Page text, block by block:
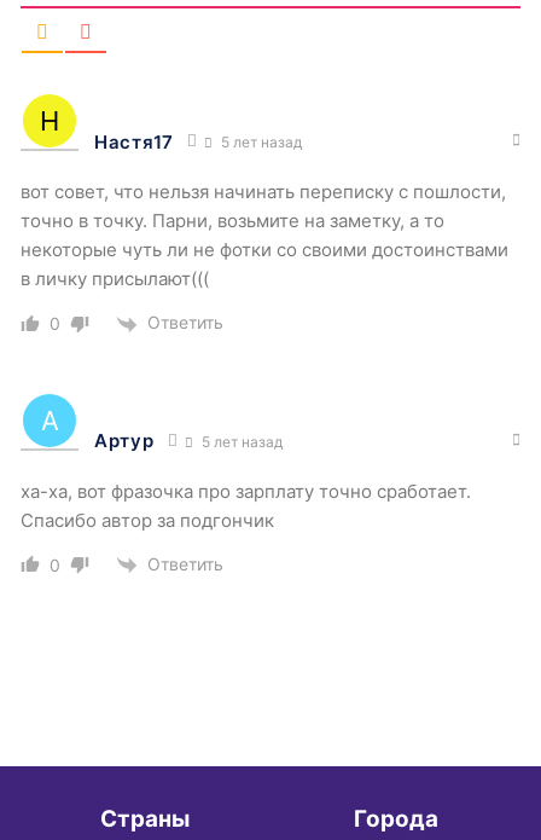
Настя17 5 лет назад
вот совет, что нельзя начинать переписку с пошлости,
точно в точку. Парни, возьмите на заметку, а то
некоторые чуть ли не фотки со своими достоинствами
в личку присылают(((
0 Ответить
Артур 5 лет назад
ха-ха, вот фразочка про зарплату точно сработает.
Спасибо автор за подгончик
0 Ответить
Страны Города